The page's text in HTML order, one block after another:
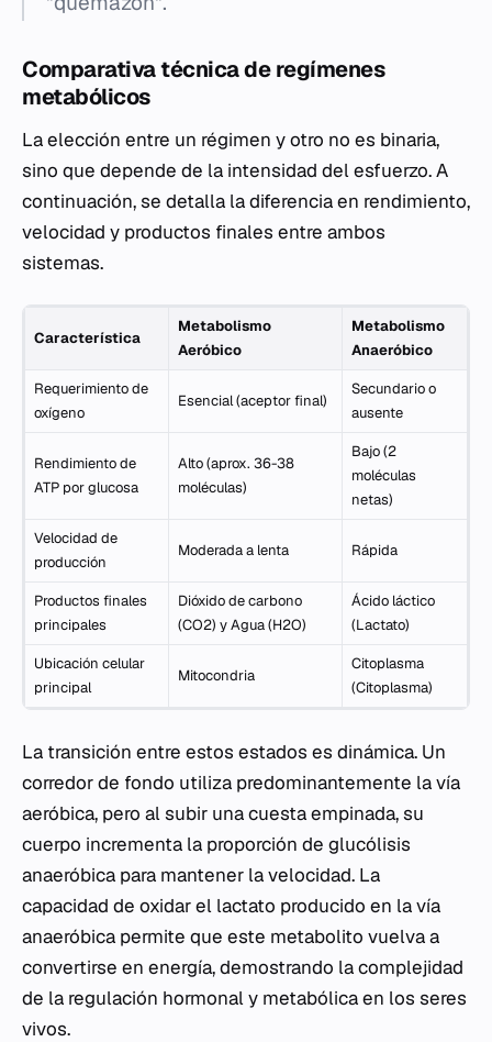
Comparativa técnica de regímenes
metabólicos
La elección entre un régimen y otro no es binaria,
sino que depende de la intensidad del esfuerzo. A
continuación, se detalla la diferencia en rendimiento,
velocidad y productos finales entre ambos
sistemas.
Característica
Metabolismo
Aeróbico
Metabolismo
Anaeróbico
Requerimiento de
oxígeno
Esencial (aceptor final)
Secundario o
ausente
Rendimiento de
ATP por glucosa
Alto (aprox. 36-38
moléculas)
Bajo (2
moléculas
netas)
Velocidad de
producción
Moderada a lenta Rápida
Productos finales
principales
Dióxido de carbono
(CO2​) y Agua (H2​O)
Ácido láctico
(Lactato)
Ubicación celular
principal
Mitocondria
Citoplasma
(Citoplasma)
La transición entre estos estados es dinámica. Un
corredor de fondo utiliza predominantemente la vía
aeróbica, pero al subir una cuesta empinada, su
cuerpo incrementa la proporción de glucólisis
anaeróbica para mantener la velocidad. La
capacidad de oxidar el lactato producido en la vía
anaeróbica permite que este metabolito vuelva a
convertirse en energía, demostrando la complejidad
de la regulación hormonal y metabólica en los seres
vivos.